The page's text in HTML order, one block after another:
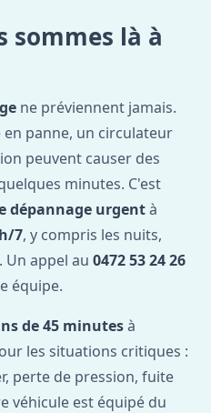
sommes là à
ne préviennent jamais.
panne, un circulateur
peuvent causer des
minutes. C'est
dépannage urgentà
7, y compris les nuits,
appel au 0472 53 24 26
équipe.
de 45 minutesà
les situations critiques :
perte de pression, fuite
véhicule est équipé du